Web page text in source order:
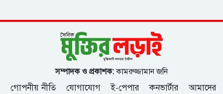
সম্পাদক ও প্রকাশক:কামরুজ্জামান জনি
গোপনীয় নীতি যোগাযোগ ই-পেপার কনভার্টার
আমাদের